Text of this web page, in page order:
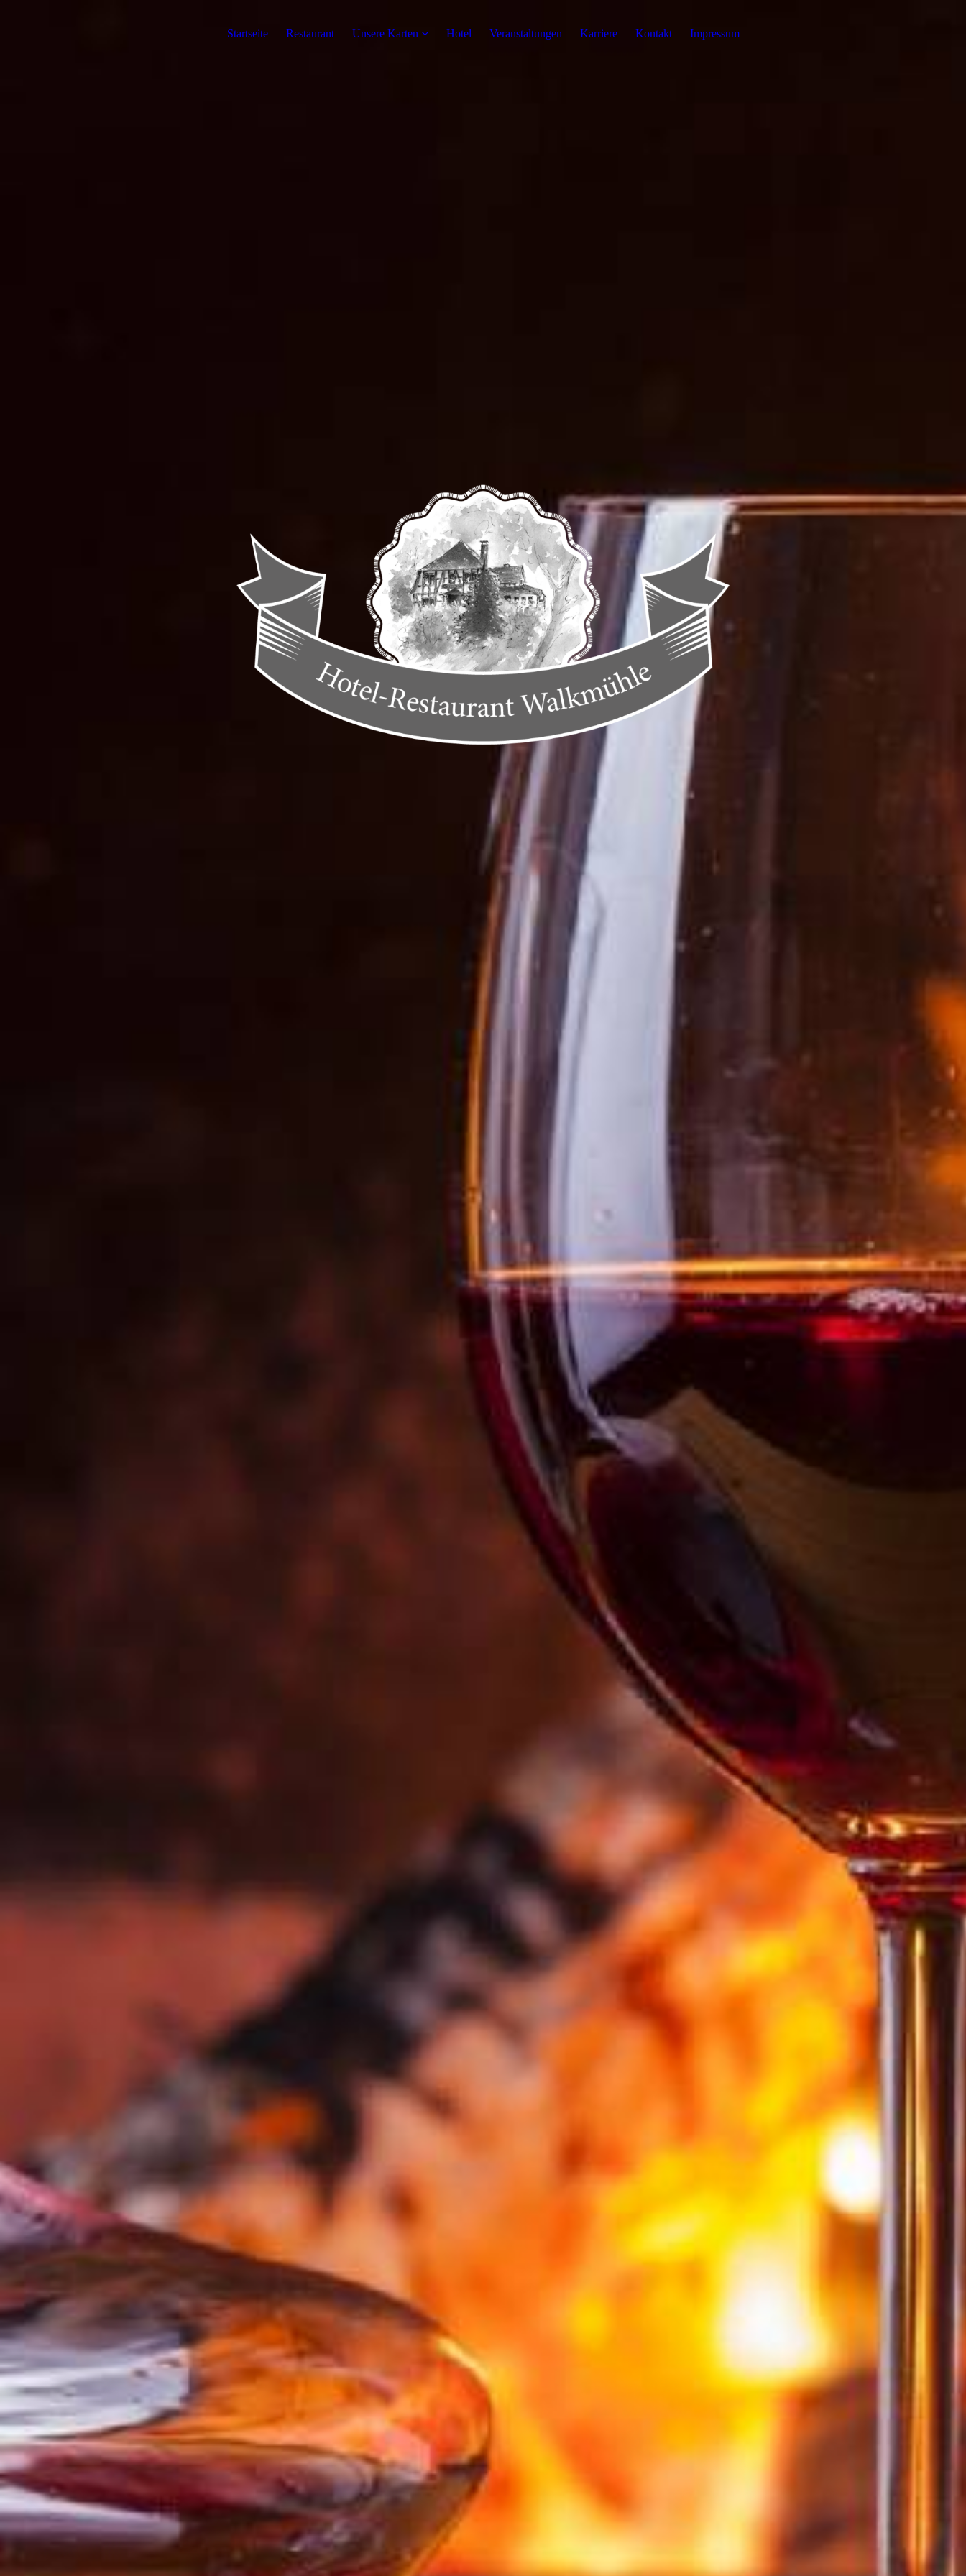
Startseite Restaurant Unsere Karten Hotel Veranstaltungen Karriere Kontakt Impressum